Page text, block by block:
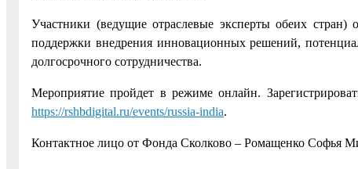
Участники (ведущие отраслевые эксперты обеих
поддержки внедрения инновационных решений,
долгосрочного сотрудничества.
Мероприятие пройдет в режиме онлайн.
https://rshbdigital.ru/events/russia-india.
Контактное лицо от Фонда Сколково – Ромащенко Софья